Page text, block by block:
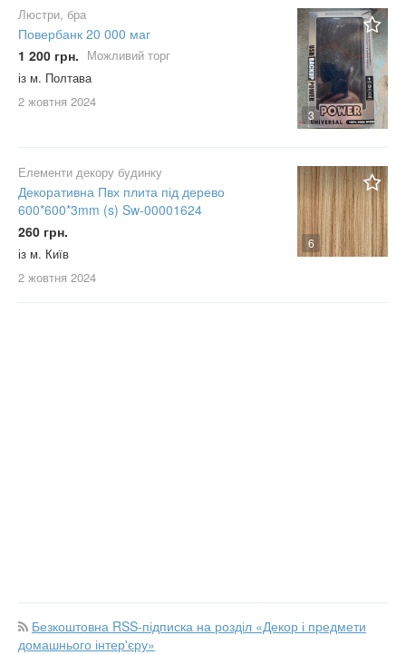
3
Люстри, бра
Повербанк 20 000 маг
1 200 грн. Можливий торг
із м. Полтава
2 жовтня 2024
6
Елементи декору будинку
Декоративна Пвх плита під дерево
600*600*3mm (s) Sw-00001624
260 грн.
із м. Київ
2 жовтня 2024
Безкоштовна RSS-підписка на розділ «Декор і предмети
домашнього інтер'єру»